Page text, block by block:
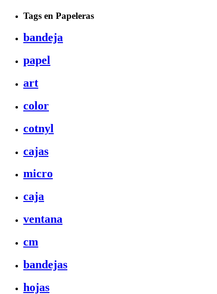
Tags en Papeleras
bandeja
papel
art
color
cotnyl
cajas
micro
caja
ventana
cm
bandejas
hojas